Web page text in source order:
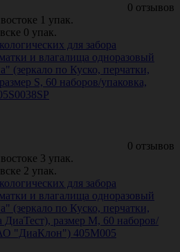
0 отзывов
1 упак.
0 упак.
для забора
и влагалища одноразовый
(зеркало по Куско, перчатки,
S, 60 наборов/упаковка,
0 отзывов
3 упак.
2 упак.
для забора
и влагалища одноразовый
(зеркало по Куско, перчатки,
ДиаТест), размер M, 60 наборов/
"ДиаКлон") 405M005